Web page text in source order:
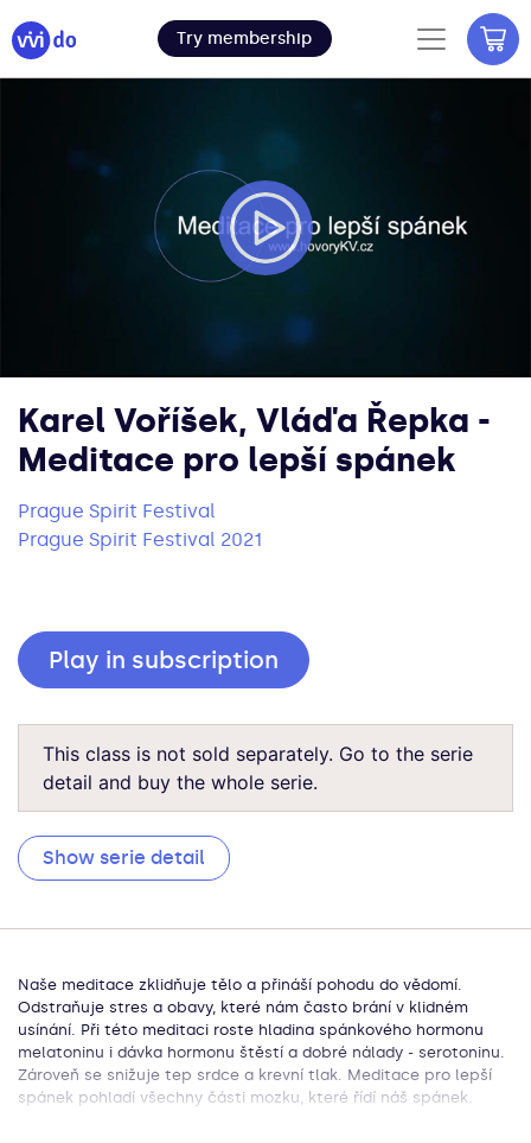
Try membership
Karel Voříšek, Vláďa Řepka -
Meditace pro lepší spánek
Prague Spirit Festival
Prague Spirit Festival 2021
Play in subscription
This class is not sold separately. Go to the serie
detail and buy the whole serie.
Show serie detail
Naše meditace zklidňuje tělo a přináší pohodu do vědomí.
Odstraňuje stres a obavy, které nám často brání v klidném
usínání. Při této meditaci roste hladina spánkového hormonu
melatoninu i dávka hormonu štěstí a dobré nálady - serotoninu.
Zároveň se snižuje tep srdce a krevní tlak. Meditace pro lepší
spánek pohladí všechny části mozku, které řídí náš spánek.